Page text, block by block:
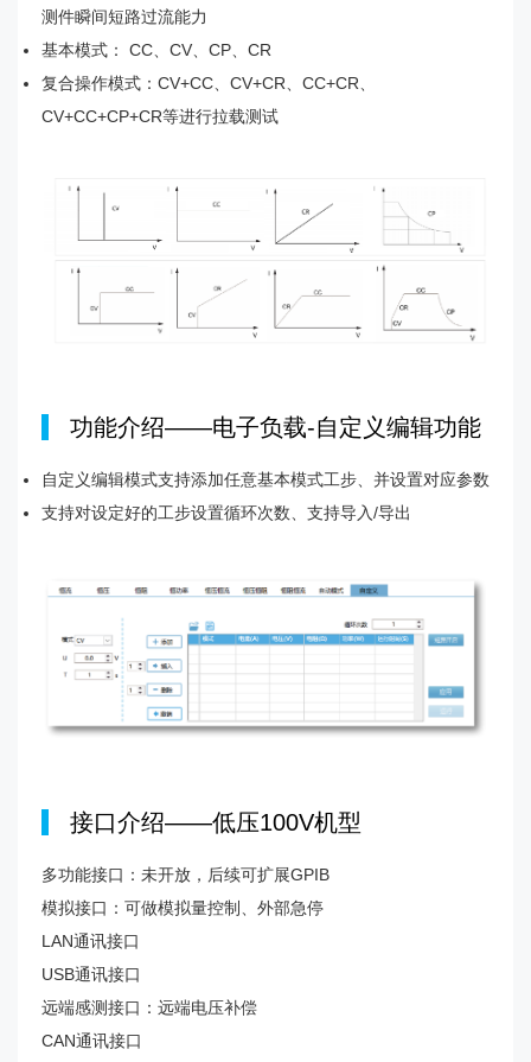
测件瞬间短路过流能力
基本模式： CC、CV、CP、CR
复合操作模式：CV+CC、CV+CR、CC+CR、
CV+CC+CP+CR等进行拉载测试
功能介绍——电子负载-自定义编辑功能
自定义编辑模式支持添加任意基本模式工步、并设置对应参数
支持对设定好的工步设置循环次数、支持导入/导出
接口介绍——低压100V机型
多功能接口：未开放，后续可扩展GPIB
模拟接口：可做模拟量控制、外部急停
LAN通讯接口
USB通讯接口
远端感测接口：远端电压补偿
CAN通讯接口